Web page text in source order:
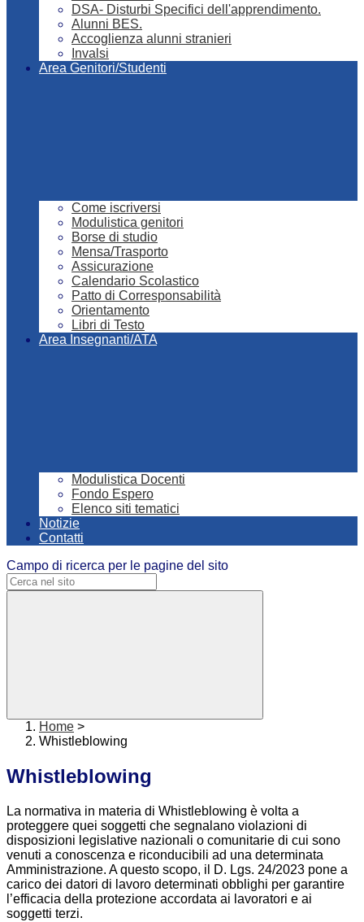
DSA- Disturbi Specifici dell'apprendimento.
Alunni BES.
Accoglienza alunni stranieri
Invalsi
Area Genitori/Studenti
Come iscriversi
Modulistica genitori
Borse di studio
Mensa/Trasporto
Assicurazione
Calendario Scolastico
Patto di Corresponsabilità
Orientamento
Libri di Testo
Area Insegnanti/ATA
Modulistica Docenti
Fondo Espero
Elenco siti tematici
Notizie
Contatti
Campo di ricerca per le pagine del sito
Home >
Whistleblowing
Whistleblowing
La normativa in materia di Whistleblowing è volta a
proteggere quei soggetti che segnalano violazioni di
disposizioni legislative nazionali o comunitarie di cui sono
venuti a conoscenza e riconducibili ad una determinata
Amministrazione. A questo scopo, il D. Lgs. 24/2023 pone a
carico dei datori di lavoro determinati obblighi per garantire
l’efficacia della protezione accordata ai lavoratori e ai
soggetti terzi.